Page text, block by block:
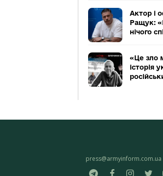
Актор і
Ращук:
нічого
«Це зло
історія
press@armyinform.com.ua